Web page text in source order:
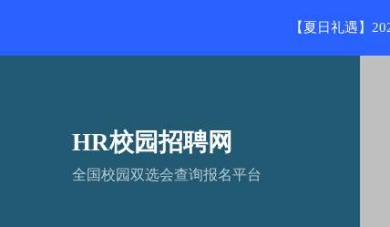
HR校园招聘网
全国校园双选会查询报名平台
【夏日礼遇】